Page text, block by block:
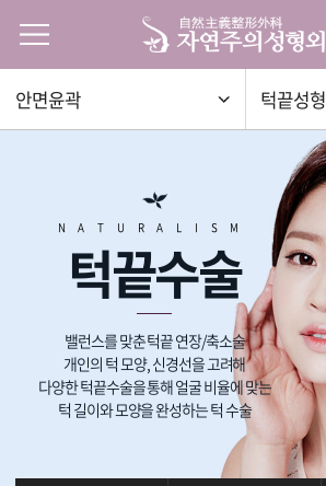
안면윤곽 턱끝성형
NATURALISM
턱끝수술
밸런스를 맞춘 턱끝 연장/축소술
개인의 턱 모양, 신경선을 고려해
다양한 턱끝수술을 통해 얼굴 비율에 맞는
턱 길이와 모양을 완성하는 턱 수술